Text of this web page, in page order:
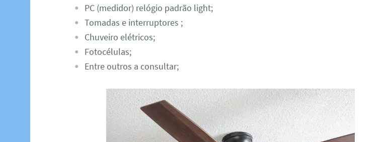
PC (medidor) relógio padrão light;
Tomadas e interruptores ;
Chuveiro elétricos;
Fotocélulas;
Entre outros a consultar;